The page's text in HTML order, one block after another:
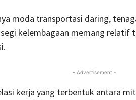
moda transportasi daring,
kelembagaan memang relatif
- Advertisement -
kerja yang terbentuk antara